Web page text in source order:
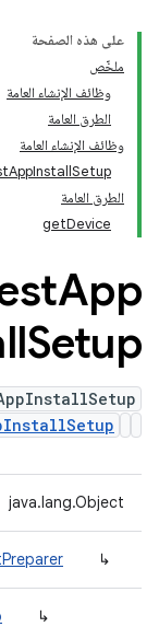
على هذه الصفحة
ملخّص
وظائف الإنشاء العامة
الطرق العامة
وظائف الإنشاء العامة
الطرق العامة
getDevice
App
Setup
java.lang.Object
↳
↳